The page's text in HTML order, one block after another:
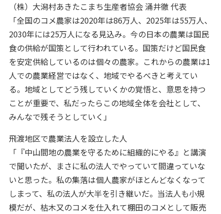
（株）大潟村あきたこまち生産者協会 涌井徹 代表
「全国のコメ農家は2020年は86万人、2025年は55万人、
2030年には25万人になる見込み。今の日本の農業は国民
食の供給が国策として行われている。国策だけど国民食
を安定供給しているのは個々の農家。これからの農業は1
人での農業経営ではなく、地域でやるべきと考えてい
る。地域としてどう残していくかの覚悟と、意思を持つ
ことが重要で、私だったらこの地域全体を会社として、
みんなで残そうとしていく」
飛渡地区で農業法人を設立した人
「『中山間地の農業を守るために組織的にやる』と講演
で聞いたが、まさに私の法人でやっていて間違っていな
いと思った。私の集落は個人農家がほとんどなくなって
しまって、私の法人が大半を引き継いだ。当法人も小規
模だが、枯木又のコメを仕入れて棚田のコメとして販売